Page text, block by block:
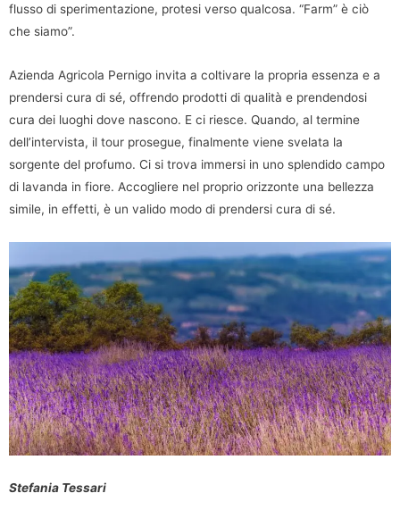
flusso di sperimentazione, protesi verso qualcosa. “Farm” è ciò
che siamo”.
Azienda Agricola Pernigo invita a coltivare la propria essenza e a
prendersi cura di sé, offrendo prodotti di qualità e prendendosi
cura dei luoghi dove nascono. E ci riesce. Quando, al termine
dell’intervista, il tour prosegue, finalmente viene svelata la
sorgente del profumo. Ci si trova immersi in uno splendido campo
di lavanda in fiore. Accogliere nel proprio orizzonte una bellezza
simile, in effetti, è un valido modo di prendersi cura di sé.
Stefania Tessari